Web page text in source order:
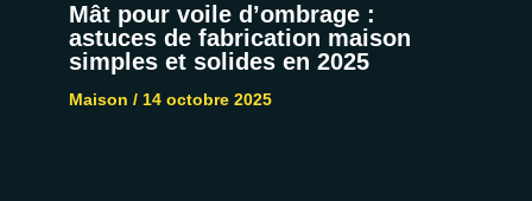
Mât pour voile d’ombrage :
astuces de fabrication maison
simples et solides en 2025
Maison / 14 octobre 2025